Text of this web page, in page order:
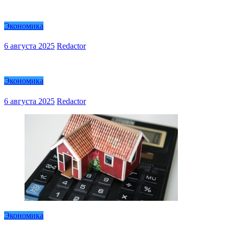
Экономика
6 августа 2025 Redactor
Экономика
6 августа 2025 Redactor
Экономика